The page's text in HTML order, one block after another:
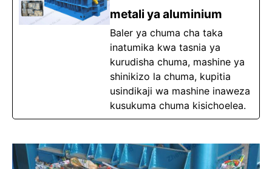
metali ya aluminium
Baler ya chuma cha taka
inatumika kwa tasnia ya
kurudisha chuma, mashine ya
shinikizo la chuma, kupitia
usindikaji wa mashine inaweza
kusukuma chuma kisichoelea.